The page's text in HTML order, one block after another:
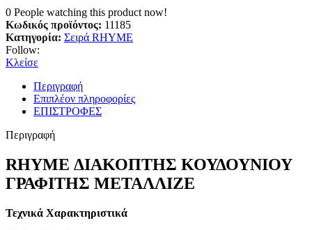
0 People watching this product now!
Κωδικός προϊόντος: 11185
Κατηγορία: Σειρά RHYME
Follow:
Κλείσε
Περιγραφή
Επιπλέον πληροφορίες
ΕΠΙΣΤΡΟΦΕΣ
Περιγραφή
RHYME ΔΙΑΚΟΠΤΗΣ ΚΟΥΔΟΥΝΙΟΥ
ΓΡΑΦΙΤΗΣ ΜΕΤΑΛΛΙΖΕ
Τεχνικά Χαρακτηριστικά